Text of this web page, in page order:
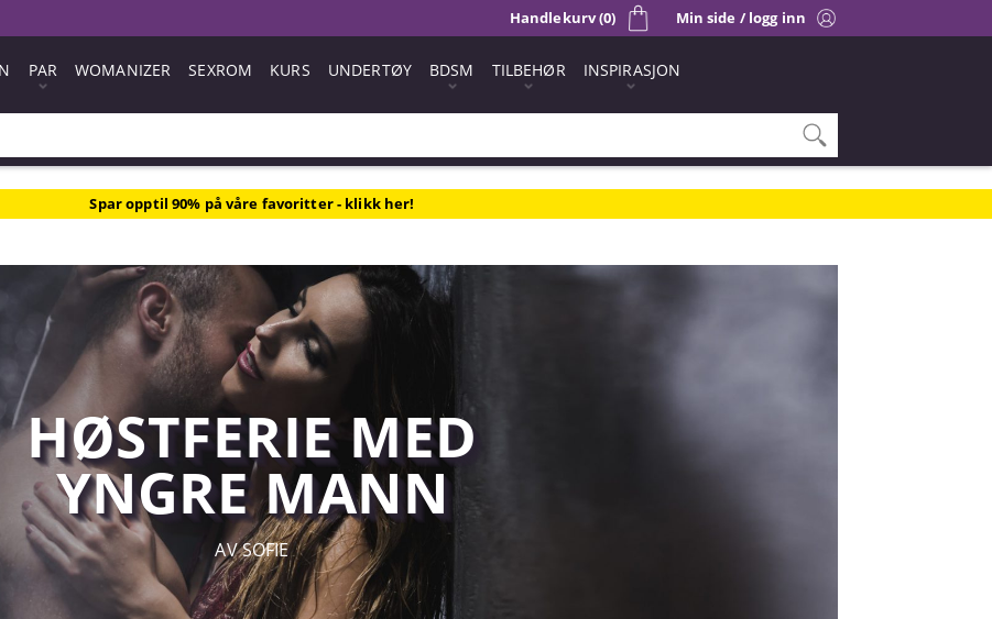
Min side / logg inn
Handlekurv (0)
PAR WOMANIZER SEXROM KURS UNDERTØY BDSM TILBEHØR INSPIRASJON
Spar opptil 90% på våre favoritter - klikk her!
HØSTFERIE MED
YNGRE MANN
AV SOFIE